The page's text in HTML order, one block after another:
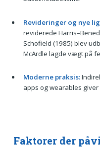
Revideringer og nye
reviderede
Schofield (1985) blev
McArdle lagde vægt på
Moderne praksis:
apps og wearables
Faktorer der